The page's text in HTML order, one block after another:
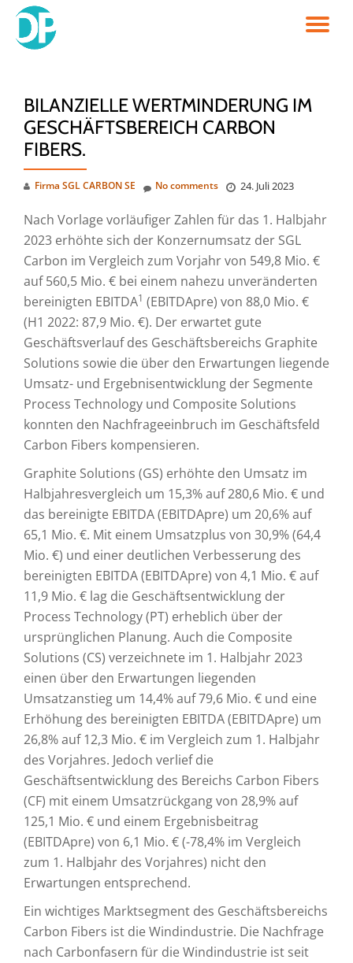
Skip
BILANZIELLE WERTMINDERUNG IM
GESCHÄFTSBEREICH CARBON
FIBERS.
Firma SGL CARBON SE 24. Juli 2023
No comments
Nach Vorlage vorläufiger Zahlen für das 1. Halbjahr
2023 erhöhte sich der Konzernumsatz der SGL
Carbon im Vergleich zum Vorjahr von 549,8 Mio. €
auf 560,5 Mio. € bei einem nahezu unveränderten
bereinigten EBITDA1 (EBITDApre) von 88,0 Mio. €
(H1 2022: 87,9 Mio. €). Der erwartet gute
Geschäftsverlauf des Geschäftsbereichs Graphite
Solutions sowie die über den Erwartungen liegende
Umsatz- und Ergebnisentwicklung der Segmente
Process Technology und Composite Solutions
konnten den Nachfrageeinbruch im Geschäftsfeld
Carbon Fibers kompensieren.
Graphite Solutions (GS) erhöhte den Umsatz im
Halbjahresvergleich um 15,3% auf 280,6 Mio. € und
das bereinigte EBITDA (EBITDApre) um 20,6% auf
65,1 Mio. €. Mit einem Umsatzplus von 30,9% (64,4
Mio. €) und einer deutlichen Verbesserung des
bereinigten EBITDA (EBITDApre) von 4,1 Mio. € auf
11,9 Mio. € lag die Geschäftsentwicklung der
Process Technology (PT) erheblich über der
ursprünglichen Planung. Auch die Composite
Solutions (CS) verzeichnete im 1. Halbjahr 2023
einen über den Erwartungen liegenden
Umsatzanstieg um 14,4% auf 79,6 Mio. € und eine
Erhöhung des bereinigten EBITDA (EBITDApre) um
26,8% auf 12,3 Mio. € im Vergleich zum 1. Halbjahr
des Vorjahres. Jedoch verlief die
Geschäftsentwicklung des Bereichs Carbon Fibers
(CF) mit einem Umsatzrückgang von 28,9% auf
125,1 Mio. € und einem Ergebnisbeitrag
(EBITDApre) von 6,1 Mio. € (-78,4% im Vergleich
zum 1. Halbjahr des Vorjahres) nicht den
Erwartungen entsprechend.
Ein wichtiges Marktsegment des Geschäftsbereichs
Carbon Fibers ist die Windindustrie. Die Nachfrage
nach Carbonfasern für die Windindustrie ist seit